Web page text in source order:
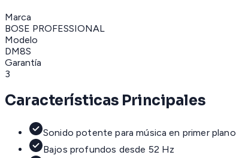
Marca
BOSE PROFESSIONAL
Modelo
DM8S
Garantía
3
Características Principales
Sonido potente para música en primer plano
Bajos profundos desde 52 Hz